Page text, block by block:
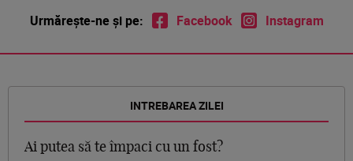
Urmărește-ne și pe: Facebook Instagram
INTREBAREA ZILEI
Ai putea să te împaci cu un fost?